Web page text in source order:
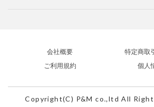
会社概要
特定商取
ご利用規約
個人
Copyright(C) P&M co.,ltd All